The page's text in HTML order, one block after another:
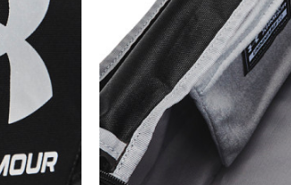
Kategorija
Pol
Kroj
Brend